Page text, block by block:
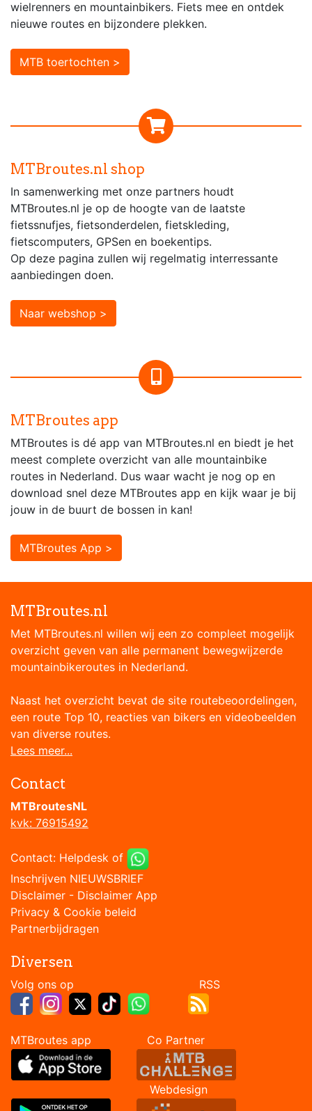
wielrenners en mountainbikers. Fiets mee en ontdek
nieuwe routes en bijzondere plekken.
MTB toertochten >
MTBroutes.nl shop
In samenwerking met onze partners houdt
MTBroutes.nl je op de hoogte van de laatste
fietssnufjes, fietsonderdelen, fietskleding,
fietscomputers, GPSen en boekentips.
Op deze pagina zullen wij regelmatig interressante
aanbiedingen doen.
Naar webshop >
MTBroutes app
MTBroutes is dé app van MTBroutes.nl en biedt je het
meest complete overzicht van alle mountainbike
routes in Nederland. Dus waar wacht je nog op en
download snel deze MTBroutes app en kijk waar je bij
jouw in de buurt de bossen in kan!
MTBroutes App >
MTBroutes.nl
Met MTBroutes.nl willen wij een zo compleet mogelijk
overzicht geven van alle permanent bewegwijzerde
mountainbikeroutes in Nederland.
Naast het overzicht bevat de site routebeoordelingen,
een route Top 10, reacties van bikers en videobeelden
van diverse routes.
Lees meer...
Contact
MTBroutesNL
kvk: 76915492
Contact: Helpdesk of
Inschrijven NIEUWSBRIEF
Disclaimer - Disclaimer App
Privacy & Cookie beleid
Partnerbijdragen
Diversen
Volg ons op RSS
MTBroutes app Co Partner
Webdesign